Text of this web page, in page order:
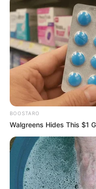
BOOSTARO
Walgreens Hides This $1